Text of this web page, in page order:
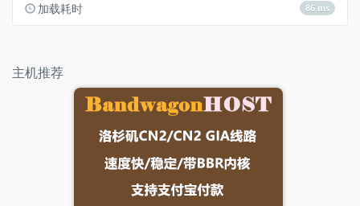
86 ms
加载耗时
主机推荐